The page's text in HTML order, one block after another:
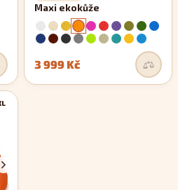
Maxi ekokůže
3 999 Kč